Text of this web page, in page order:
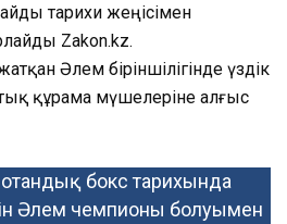
тарихи жеңісімен
Zakon.kz.
Әлем біріншілігінде үздік
құрама мүшелеріне алғыс
бокс тарихында
Әлем чемпионы болуымен